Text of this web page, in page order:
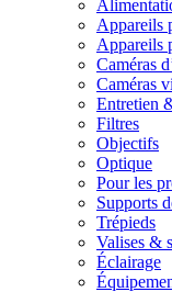
Appareils
Appareils
Caméras
Caméras
Entretien
Filtres
Objectifs
Optique
Pour les
Supports
Trépieds
Valises &
Éclairage